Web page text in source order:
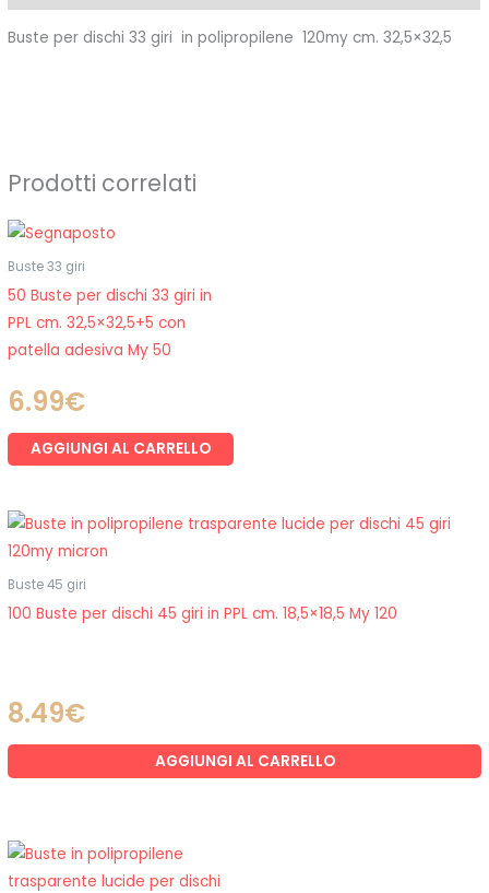
Buste per dischi 33 giri in polipropilene 120my cm. 32,5×32,5
Prodotti correlati
Buste 33 giri
50 Buste per dischi 33 giri in
PPL cm. 32,5×32,5+5 con
patella adesiva My 50
6.99€
AGGIUNGI AL CARRELLO
Buste 45 giri
100 Buste per dischi 45 giri in PPL cm. 18,5×18,5 My 120
8.49€
AGGIUNGI AL CARRELLO